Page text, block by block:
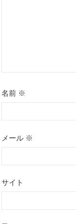
名前 ※
メール ※
サイト